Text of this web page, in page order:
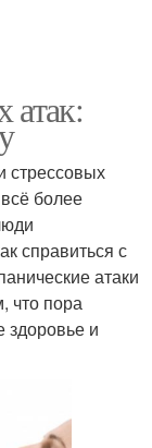
атак:
стрессовых
более
справиться с
атаки
что пора
здоровье и